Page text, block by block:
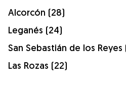
Alcorcón (28)
Leganés (24)
San Sebastián de los Reyes
Las Rozas (22)